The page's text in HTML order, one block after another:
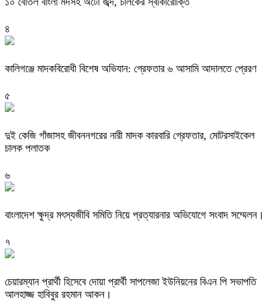
৪
কালিগঞ্জে মাদকবিরোধী বিশেষ অভিযান: গ্রেফতার ৬ আসামি আদালতে প্রেরণ
৫
দুই কেজি গাঁজাসহ জীবননগরের নারী মাদক কারবারি গ্রেফতার, মোটরসাইকেল
চালক পলাতক
৬
বাংলাদেশ ক্ষুদ্র মৎস্যজীবি সমিতি নিয়ে প্রত্যারনার অভিযোগে সংবাদ সম্মেলন।
৭
চেয়ারম্যান প্রার্থী হিসেবে দোয়া প্রার্থী সাপলেজা ইউনিয়নের বিএন পি সভাপতি
আলহাজ্জ হাবিবুর রহমান আকন।